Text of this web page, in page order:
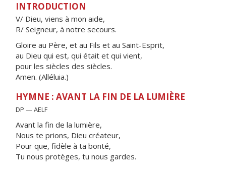
INTRODUCTION
V/ Dieu, viens à mon aide,
R/ Seigneur, à notre secours.
Gloire au Père, et au Fils et au Saint-Esprit,
au Dieu qui est, qui était et qui vient,
pour les siècles des siècles.
Amen. (Alléluia.)
HYMNE : AVANT LA FIN DE LA LUMIÈRE
DP — AELF
Avant la fin de la lumière,
Nous te prions, Dieu créateur,
Pour que, fidèle à ta bonté,
Tu nous protèges, tu nous gardes.